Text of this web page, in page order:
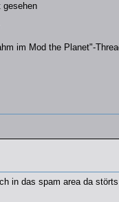
im Mod the Planet"-
in das spam area da